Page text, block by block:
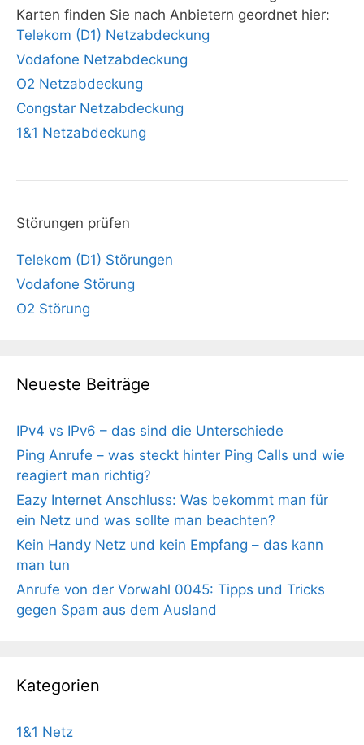
Karten finden Sie nach Anbietern geordnet hier:
Telekom (D1) Netzabdeckung
Vodafone Netzabdeckung
O2 Netzabdeckung
Congstar Netzabdeckung
1&1 Netzabdeckung
Störungen prüfen
Telekom (D1) Störungen
Vodafone Störung
O2 Störung
Neueste Beiträge
IPv4 vs IPv6 – das sind die Unterschiede
Ping Anrufe – was steckt hinter Ping Calls und wie
reagiert man richtig?
Eazy Internet Anschluss: Was bekommt man für
ein Netz und was sollte man beachten?
Kein Handy Netz und kein Empfang – das kann
man tun
Anrufe von der Vorwahl 0045: Tipps und Tricks
gegen Spam aus dem Ausland
Kategorien
1&1 Netz